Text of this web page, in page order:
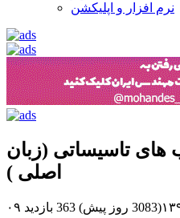
نرم افزار و اپلیکشن
تاسیساتی (زبان
اصلی )
363 بازدید